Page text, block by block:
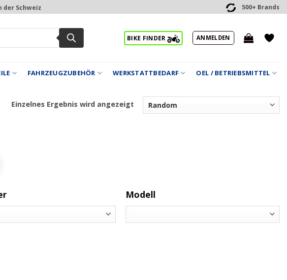
der Schweiz 500+ Brands
BIKE FINDER ANMELDEN
FAHRZEUGZUBEHÖR WERKSTATTBEDARF OEL / BETRIEBSMITTEL
Einzelnes Ergebnis wird angezeigt
Modell